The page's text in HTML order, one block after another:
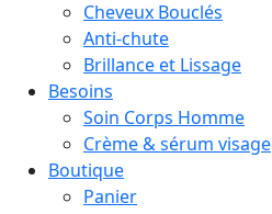
Cheveux Bouclés
Anti-chute
Brillance et Lissage
Besoins
Soin Corps Homme
Crème & sérum visage
Boutique
Panier